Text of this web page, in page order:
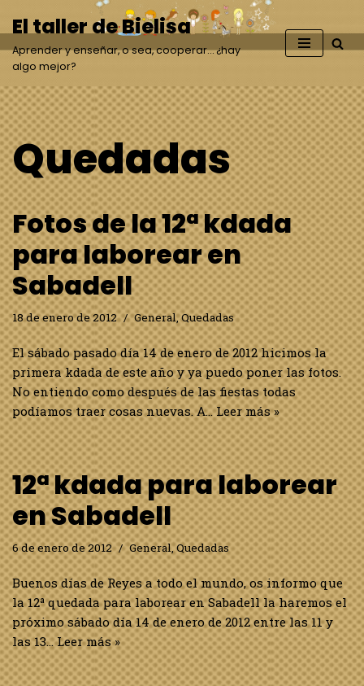
Saltar
al
contenido
El taller de Bielisa
Aprender y enseñar, o sea, cooperar… ¿hay
algo mejor?
Quedadas
Fotos de la 12ª kdada
para laborear en
Sabadell
18 de enero de 2012 General,Quedadas
El sábado pasado día 14 de enero de 2012 hicimos la
primera kdada de este año y ya puedo poner las fotos.
No entiendo como después de las fiestas todas
podíamos traer cosas nuevas. A…Leer más »
12ª kdada para laborear
en Sabadell
6 de enero de 2012 General,Quedadas
Buenos días de Reyes a todo el mundo, os informo que
la 12ª quedada para laborear en Sabadell la haremos el
próximo sábado día 14 de enero de 2012 entre las 11 y
las 13…Leer más »